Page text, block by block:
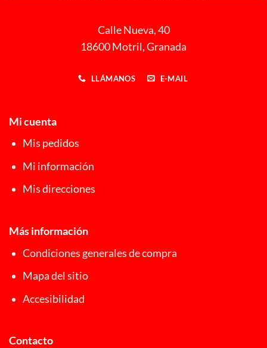
Calle Nueva, 40
18600 Motril, Granada
LLÁMANOS E-MAIL
Mi cuenta
Mis pedidos
Mi información
Mis direcciones
Más información
Condiciones generales de compra
Mapa del sitio
Accesibilidad
Contacto